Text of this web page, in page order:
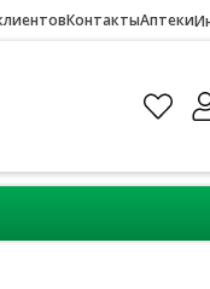
КонтактыАптеки